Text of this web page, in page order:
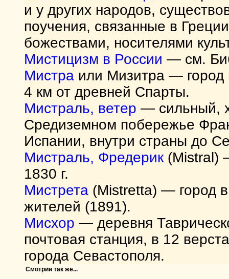
и у других народов,
поучения, связанные в
божествами, носителями
Мистицизм в России — см.
Мистра или Мизитра — город
4 км от древней Спарты.
Мистраль, ветер — сильный,
Средиземном побережье
Испании, внутри страны до
Мистраль, Фредерик (Mistral)
1830 г.
Мистрета (Mistretta) — город
жителей (1891).
Мисхор — деревня
почтовая станция, в 12
города Севастополя.
Смотрии так же...